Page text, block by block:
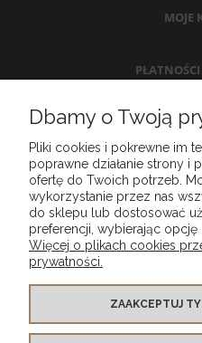
MOJE
O
Dbamy o Twoją
Pliki cookies i pokrewne im
poprawne działanie strony i
ofertę do Twoich potrzeb.
wykorzystanie przez nas
do sklepu lub dostosować
preferencji, wybierając opcję
Więcej o plikach cookies
prywatności.
ZAAKCEPTUJ